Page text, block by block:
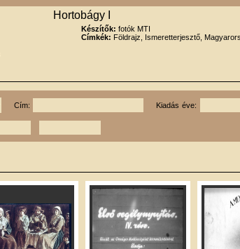
Hortobágy I
Készítők: fotók MTI
Címkék: Földrajz, Ismeretterjesztő,
Cím: Kiadás éve: